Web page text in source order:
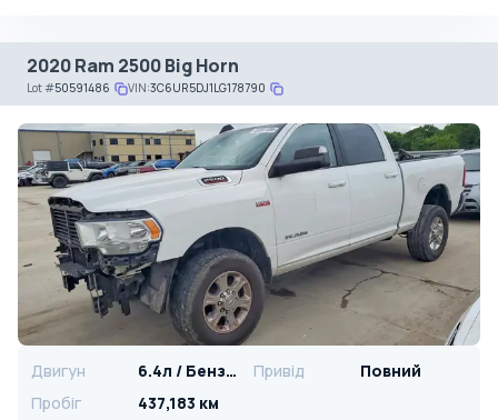
2020 Ram 2500 Big Horn
Lot#50591486 VIN:3C6UR5DJ1LG178790
Двигун 6.4л / Бензин Привід
Повний
Пробіг
437,183 км